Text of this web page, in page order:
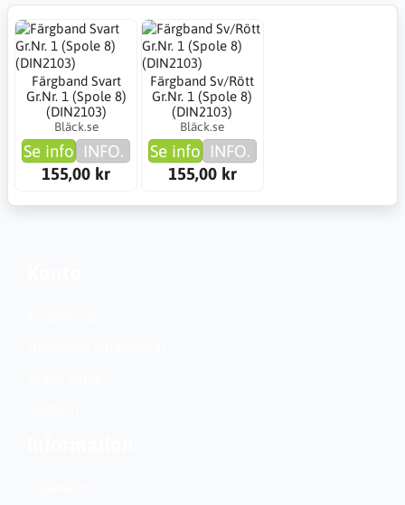
Färgband Svart
Gr.Nr. 1 (Spole 8)
(DIN2103)
Bläck.se
Se info INFO.
155,00 kr
Färgband Sv/Rött
Gr.Nr. 1 (Spole 8)
(DIN2103)
Bläck.se
Se info INFO.
155,00 kr